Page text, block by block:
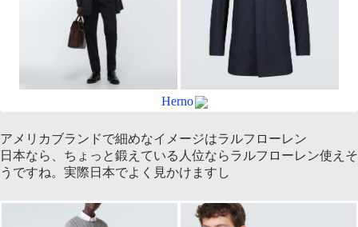
Herno
アメリカブランドで細めなイメージはラルフローレン
日本なら、ちょっと鍛えている人位ならラルフローレン使えそ
うですね。実際日本でよく見かけますし